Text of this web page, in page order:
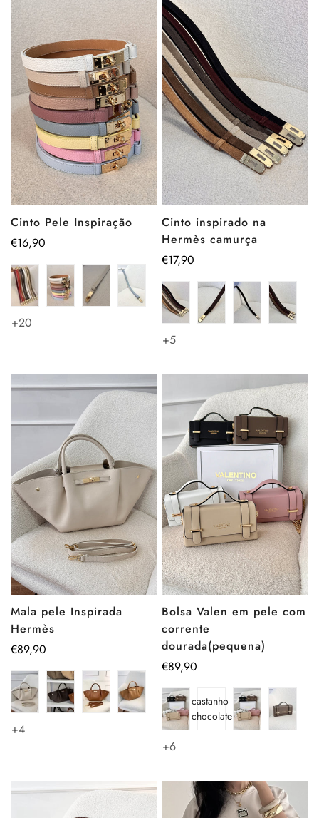
Cinto Pele Inspiração
Preço
€16,90
+20
Cinto inspirado na
Hermès camurça
Preço
€17,90
+5
Mala pele Inspirada
Hermès
Preço
€89,90
+4
Bolsa Valen em pele com
corrente
dourada(pequena)
Preço
€89,90
castanho
chocolate
+6